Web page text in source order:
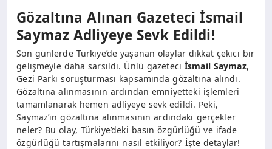
Gözaltına Alınan Gazeteci İsmail
Saymaz Adliyeye Sevk Edildi!
Son günlerde Türkiye’de yaşanan olaylar dikkat çekici bir
gelişmeyle daha sarsıldı. Ünlü gazeteci İsmail Saymaz,
Gezi Parkı soruşturması kapsamında gözaltına alındı.
Gözaltına alınmasının ardından emniyetteki işlemleri
tamamlanarak hemen adliyeye sevk edildi. Peki,
Saymaz’ın gözaltına alınmasının ardındaki gerçekler
neler? Bu olay, Türkiye’deki basın özgürlüğü ve ifade
özgürlüğü tartışmalarını nasıl etkiliyor? İşte detaylar!